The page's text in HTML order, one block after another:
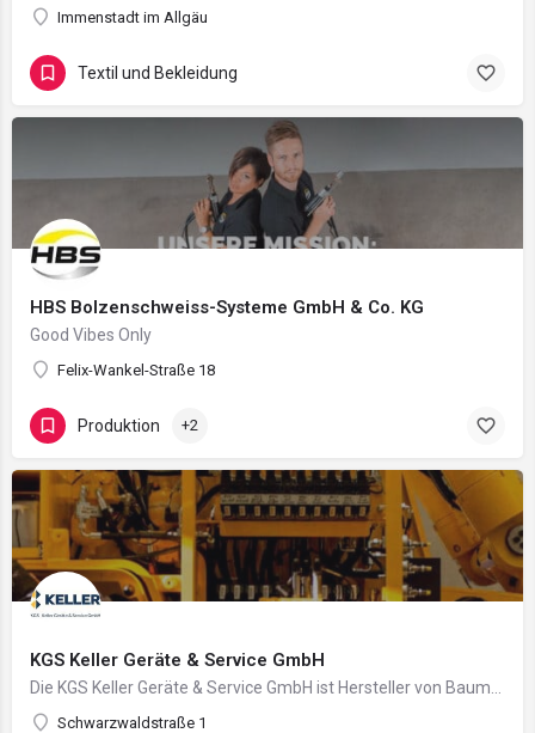
Immenstadt im Allgäu
Textil und Bekleidung
HBS Bolzenschweiss-Systeme GmbH & Co. KG
Good Vibes Only
Felix-Wankel-Straße 18
Produktion +2
KGS Keller Geräte & Service GmbH
Schwarzwaldstraße 1